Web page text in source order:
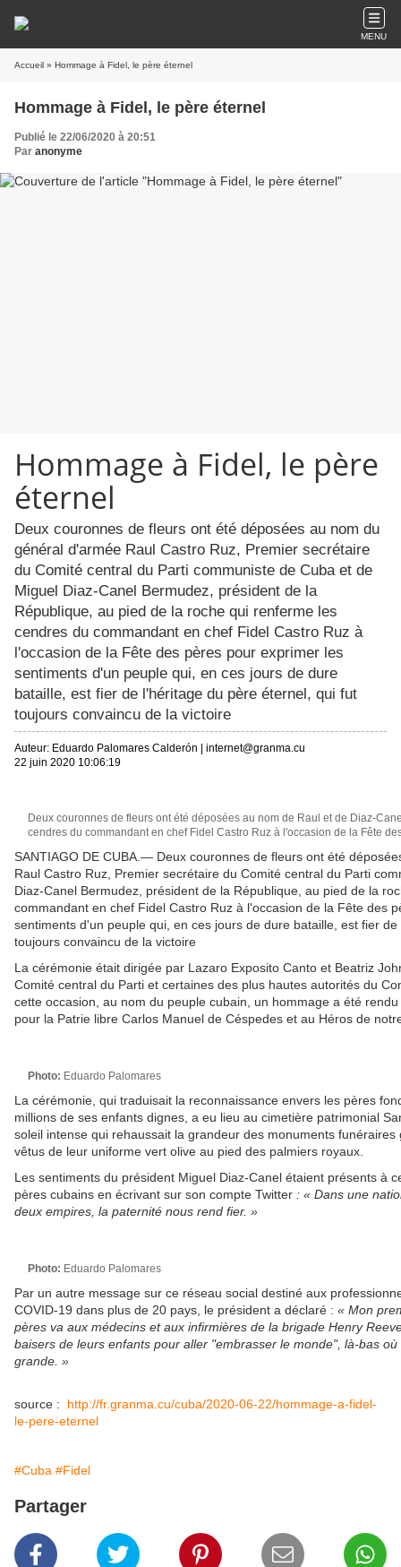
MENU
Accueil » Hommage à Fidel, le père éternel
Hommage à Fidel, le père éternel
Publié le 22/06/2020 à 20:51
Par anonyme
Hommage à Fidel, le père
éternel
Deux couronnes de fleurs ont été déposées au nom du
général d'armée Raul Castro Ruz, Premier secrétaire
du Comité central du Parti communiste de Cuba et de
Miguel Diaz-Canel Bermudez, président de la
République, au pied de la roche qui renferme les
cendres du commandant en chef Fidel Castro Ruz à
l'occasion de la Fête des pères pour exprimer les
sentiments d'un peuple qui, en ces jours de dure
bataille, est fier de l'héritage du père éternel, qui fut
toujours convaincu de la victoire
Auteur: Eduardo Palomares Calderón
internet@granma.cu
22 juin 2020 10:06:19
Deux couronnes de fleurs ont été déposées au nom de Raul et de Diaz-
cendres du commandant en chef Fidel Castro Ruz à l'occasion de la Fête
SANTIAGO DE CUBA.— Deux couronnes de fleurs ont été
Raul Castro Ruz, Premier secrétaire du Comité central du Parti
Diaz-Canel Bermudez, président de la République, au pied de la
commandant en chef Fidel Castro Ruz à l'occasion de la Fête des
sentiments d'un peuple qui, en ces jours de dure bataille, est fier
toujours convaincu de la victoire
La cérémonie était dirigée par Lazaro Exposito Canto et Beatriz
Comité central du Parti et certaines des plus hautes autorités du
cette occasion, au nom du peuple cubain, un hommage a été
pour la Patrie libre Carlos Manuel de Céspedes et au Héros de
Photo: Eduardo Palomares
La cérémonie, qui traduisait la reconnaissance envers les pères
millions de ses enfants dignes, a eu lieu au cimetière patrimonial
soleil intense qui rehaussait la grandeur des monuments
vêtus de leur uniforme vert olive au pied des palmiers royaux.
Les sentiments du président Miguel Diaz-Canel étaient présents à
pères cubains en écrivant sur son compte Twitter : « Dans une
deux empires, la paternité nous rend fier. »
Photo: Eduardo Palomares
Par un autre message sur ce réseau social destiné aux
COVID-19 dans plus de 20 pays, le président a déclaré : « Mon
pères va aux médecins et aux infirmières de la brigade Henry
baisers de leurs enfants pour aller "embrasser le monde", là-bas
grande. »
source : http://fr.granma.cu/cuba/2020-06-22/hommage-a-fidel-
le-pere-eternel
#Cuba #Fidel
Partager